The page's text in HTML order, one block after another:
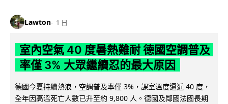
Lawton 1 日
室內空氣 40 度暑熱難耐 德國空調普及
率僅 3% 大眾繼續忍的最大原因
德國今夏持續熱浪，空調普及率僅 3%，課室溫度逼近 40 度，
全年因高溫死亡人數已升至約 9,800 人。德國及鄰國法國長期